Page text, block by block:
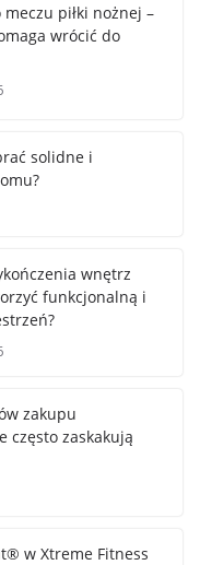
piłki nożnej –
wrócić do
solidne i
wnętrz
funkcjonalną i
zakupu
często zaskakują
w Xtreme Fitness